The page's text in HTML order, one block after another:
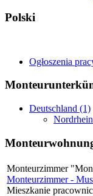
Polski
Ogłoszenia
Deutschland (1)
Monteurzimmer
Monteurzimmer -
Mieszkanie